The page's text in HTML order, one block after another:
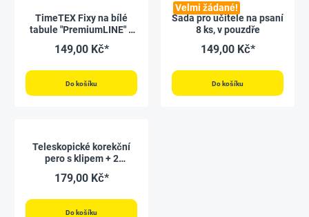
TimeTEX Fixy na bílé
tabule "PremiumLINE" 4
149,00 Kč*
Do košíku
Velmi žádané!
Sada pro učitele na psaní
8 ks, v pouzdře
149,00 Kč*
Do košíku
Teleskopické korekční
pero s klipem + 2
inkoust
179,00 Kč*
Do košíku